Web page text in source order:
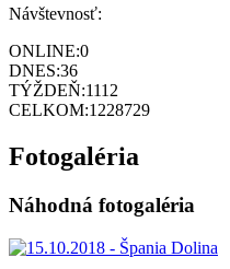
Návštevnosť:
ONLINE:0
DNES:36
TÝŽDEŇ:1112
CELKOM:1228729
Fotogaléria
Náhodná fotogaléria